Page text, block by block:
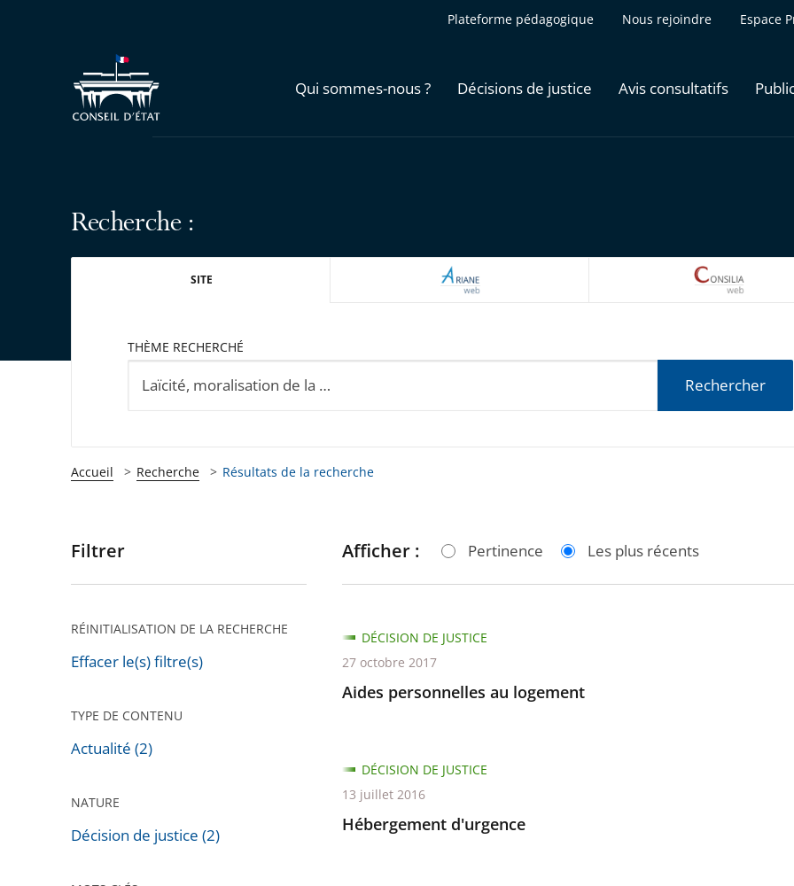
Plateforme pédagogique Nous rejoindre Espace
Qui sommes-nous ? Décisions de justice Avis consultatifs
Recherche :
SITE ARIANEWEB
THÈME RECHERCHÉ
Rechercher
Accueil Recherche Résultats de la recherche
Passer
pour
après
Filtrer
RÉINITIALISATION DE LA RECHERCHE
Effacer le(s) filtre(s)
TYPE DE CONTENU
Actualité (2)
NATURE
Décision de justice (2)
Afficher : Pertinence Les plus récents
Aides personnelles au logement
DÉCISION DE JUSTICE
27 octobre 2017
Hébergement d'urgence
DÉCISION DE JUSTICE
13 juillet 2016